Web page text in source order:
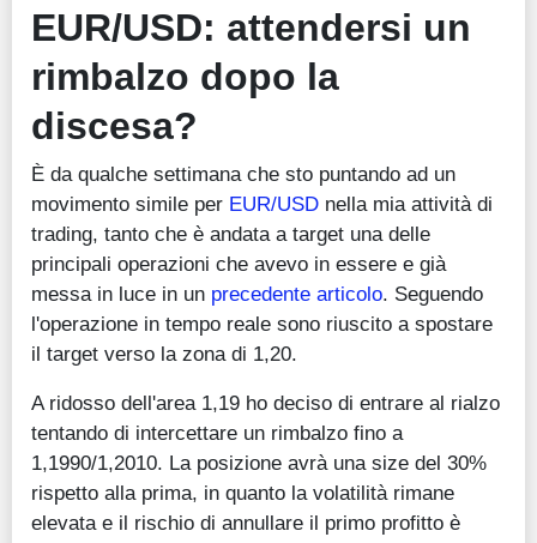
EUR/USD: attendersi un
rimbalzo dopo la
discesa?
È da qualche settimana che sto puntando ad un
movimento simile per EUR/USD nella mia attività di
trading, tanto che è andata a target una delle
principali operazioni che avevo in essere e già
messa in luce in un precedente articolo. Seguendo
l'operazione in tempo reale sono riuscito a spostare
il target verso la zona di 1,20.
A ridosso dell'area 1,19 ho deciso di entrare al rialzo
tentando di intercettare un rimbalzo fino a
1,1990/1,2010. La posizione avrà una size del 30%
rispetto alla prima, in quanto la volatilità rimane
elevata e il rischio di annullare il primo profitto è